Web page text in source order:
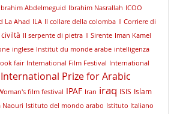
Ibrahim Abdelmeguid Ibrahim Nasrallah ICOO
La Ahad ILA Il collare della colomba Il Corriere di
Il serpente di pietra Il Sirente Iman Kamel
inglese Institut du monde arabe intelligenza
fair International Film Festival International
International Prize for Arabic
film festival IPAF Iran iraq ISIS Islam
Naouri Istituto del mondo arabo Istituto Italiano